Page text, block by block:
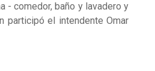
- comedor, baño y lavadero y
participó el intendente Omar